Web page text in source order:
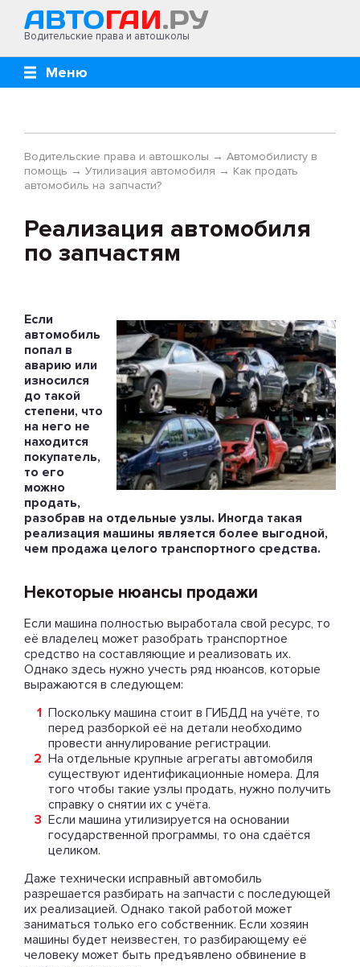
Водительские права и автошколы
Меню
Водительские права и автошколы → Автомобилисту в
помощь → Утилизация автомобиля → Как продать
автомобиль на запчасти?
Реализация автомобиля
по запчастям
Если
автомобиль
попал в
аварию или
износился
до такой
степени, что
на него не
находится
покупатель,
то его
можно
продать,
разобрав на отдельные узлы. Иногда такая
реализация машины является более выгодной,
чем продажа целого транспортного средства.
Некоторые нюансы продажи
Если машина полностью выработала свой ресурс, то
её владелец может разобрать транспортное
средство на составляющие и реализовать их.
Однако здесь нужно учесть ряд нюансов, которые
выражаются в следующем:
Поскольку машина стоит в ГИБДД на учёте, то
перед разборкой её на детали необходимо
провести аннулирование регистрации.
На отдельные крупные агрегаты автомобиля
существуют идентификационные номера. Для
того чтобы такие узлы продать, нужно получить
справку о снятии их с учёта.
Если машина утилизируется на основании
государственной программы, то она сдаётся
целиком.
Даже технически исправный автомобиль
разрешается разбирать на запчасти с последующей
их реализацией. Однако такой работой может
заниматься только его собственник. Если хозяин
машины будет неизвестен, то разбирающему её
человеку может быть предъявлено обвинение в